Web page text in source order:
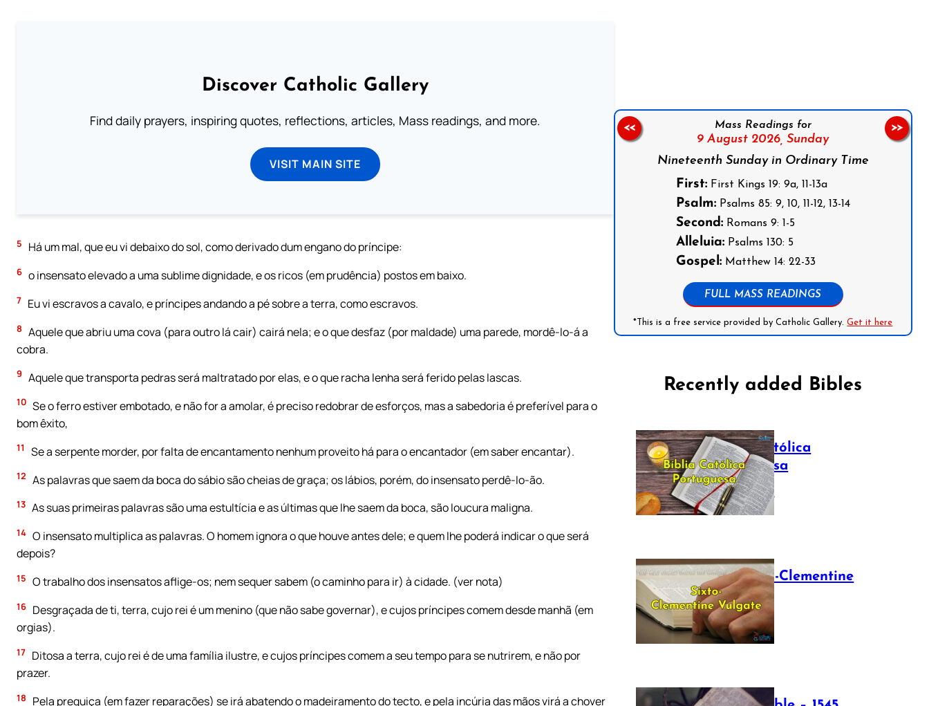
Discover Catholic Gallery
Find daily prayers, inspiring quotes, reflections, articles, Mass readings, and more.
VISIT MAIN SITE
5 Há um mal, que eu vi debaixo do sol, como derivado dum engano do príncipe:
6 o insensato elevado a uma sublime dignidade, e os ricos (em prudência) postos em baixo.
7 Eu vi escravos a cavalo, e príncipes andando a pé sobre a terra, como escravos.
8 Aquele que abriu uma cova (para outro lá cair) cairá nela; e o que desfaz (por maldade) uma parede, mordê-lo-á a
cobra.
9 Aquele que transporta pedras será maltratado por elas, e o que racha lenha será ferido pelas lascas.
10 Se o ferro estiver embotado, e não for a amolar, é preciso redobrar de esforços, mas a sabedoria é preferível para o
bom êxito,
11 Se a serpente morder, por falta de encantamento nenhum proveito há para o encantador (em saber encantar).
12 As palavras que saem da boca do sábio são cheias de graça; os lábios, porém, do insensato perdê-lo-ão.
13 As suas primeiras palavras são uma estultícia e as últimas que lhe saem da boca, são loucura maligna.
14 O insensato multiplica as palavras. O homem ignora o que houve antes dele; e quem lhe poderá indicar o que será
depois?
15 O trabalho dos insensatos aflige-os; nem sequer sabem (o caminho para ir) à cidade. (ver nota)
16 Desgraçada de ti, terra, cujo rei é um menino (que não sabe governar), e cujos príncipes comem desde manhã (em
orgias).
17 Ditosa a terra, cujo rei é de uma família ilustre, e cujos príncipes comem a seu tempo para se nutrirem, e não por
prazer.
18
Pela preguiça (em fazer reparações) se irá abatendo o madeiramento do tecto, e pela incúria das mãos virá a chover
Mass Readings for
9 August 2026, Sunday
Nineteenth Sunday in Ordinary Time
First:First Kings 19: 9a, 11-13a
Psalm:Psalms 85: 9, 10, 11-12, 13-14
Second:Romans 9: 1-5
Alleluia:Psalms 130: 5
Gospel:Matthew 14: 22-33
FULL MASS READINGS
*This is a free service provided by Catholic Gallery.Get it here
<< >>
Recently added Bibles
Bíblia Católica
Portuguesa
July 16, 2025
The Sixto-Clementine
Vulgate
July 12, 2025